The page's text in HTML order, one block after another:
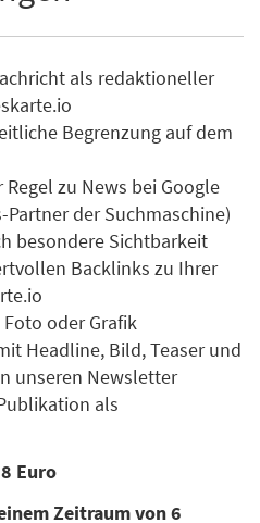
als redaktioneller
Begrenzung auf dem
zu News bei Google
Partner der Suchmaschine)
besondere Sichtbarkeit
Backlinks zu Ihrer
oder Grafik
Headline, Bild, Teaser und
unseren Newsletter
als
Euro
Zeitraum von 6